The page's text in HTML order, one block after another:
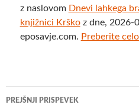
z naslovom Dnevi lahkega
knjižnici Krškoz dne, 2026-
eposavje.com. Preberite
Krmarjenje
PREJŠNJI PRISPEVEK